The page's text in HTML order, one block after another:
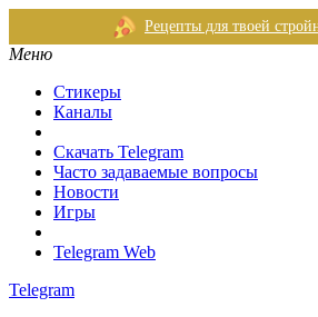
Рецепты для твоей
Меню
Стикеры
Каналы
Скачать Telegram
Часто задаваемые вопросы
Новости
Игры
Telegram Web
Telegram